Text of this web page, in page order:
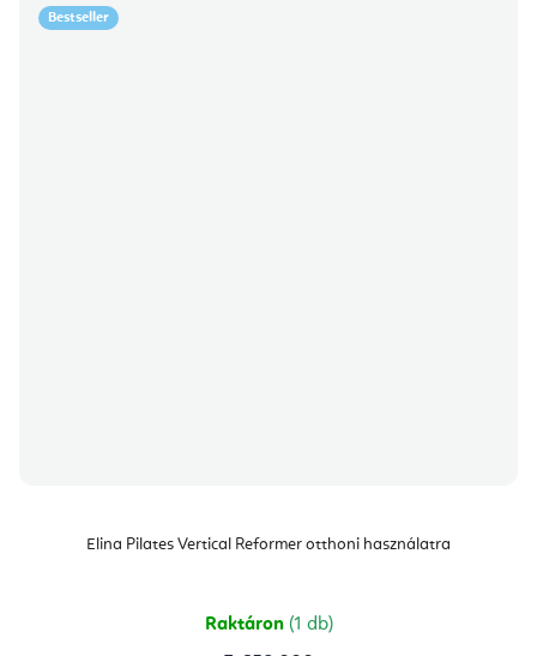
Bestseller
Elina Pilates Vertical Reformer otthoni használatra
Raktáron (1 db)